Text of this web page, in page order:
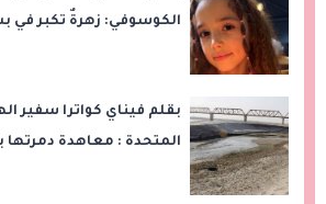
الكوسوفي: زهرةٌ تكبر في
بقلم فيناي كواترا سفير
المتحدة : معاهدة دمرتها